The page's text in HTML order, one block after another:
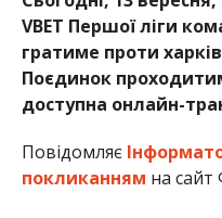
VBET Першої ліги
гратиме проти
Поєдинок
доступна онлайн-
Повідомляє
покликанням на сайт